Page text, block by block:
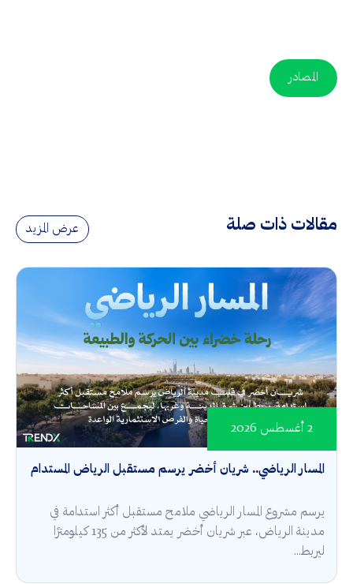
المصادر
مقالات ذات صلة عرض المزيد
المسار الرياضي.. شريان أخضر يرسم مستقبل الرياض المستدام
2 أغسطس 2026
يرسم مشروع المسار الرياضي ملامح مستقبل أكثر استدامة في
مدينة الرياض، عبر شريان أخضر يمتد لأكثر من 135 كيلومترًا
ليربط...